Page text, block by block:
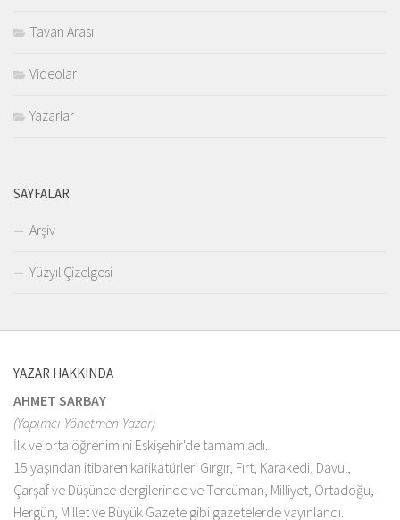
Tavan Arası
Videolar
Yazarlar
SAYFALAR
Arşiv
Yüzyıl Çizelgesi
YAZAR HAKKINDA
AHMET SARBAY
(Yapımcı-Yönetmen-Yazar)
İlk ve orta öğrenimini Eskişehir'de tamamladı.
15 yaşından itibaren karikatürleri Gırgır, Fırt, Karakedi, Davul,
Çarşaf ve Düşünce dergilerinde ve Tercüman, Milliyet, Ortadoğu,
Hergün, Millet ve Büyük Gazete gibi gazetelerde yayınlandı.